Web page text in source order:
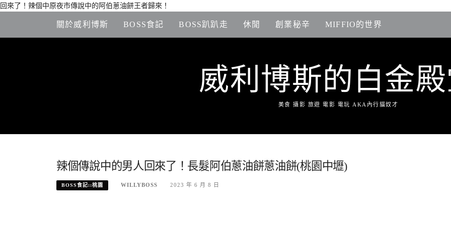
回來了！辣個中原夜市傳說中的阿伯蔥油餅王者歸來！
content
關於威利博斯 BOSS食記 BOSS趴趴走 休閒 創業秘辛 MIFFIO的世界
威利博斯的白金
美食 攝影 旅遊 電影 電玩 AKA內行貓奴才
辣個傳說中的男人回來了！長髮阿伯蔥油餅蔥油餅(桃園中壢)
BOSS食記::桃園 WILLYBOSS 2023 年 6 月 8 日